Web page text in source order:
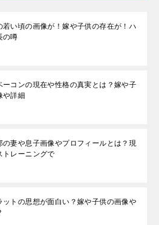
若い頃の画像が！嫁や子供の存在が！ハ
の噂
ーコンの現在や性格の真実とは？嫁や子
や詳細
の妻や息子画像やプロフィールとは？現
トレーニングで
ットの思想が面白い？嫁や子供の画像や